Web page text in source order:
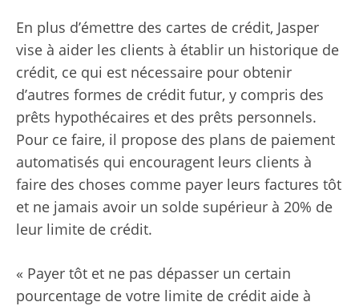
En plus d’émettre des cartes de crédit, Jasper
vise à aider les clients à établir un historique de
crédit, ce qui est nécessaire pour obtenir
d’autres formes de crédit futur, y compris des
prêts hypothécaires et des prêts personnels.
Pour ce faire, il propose des plans de paiement
automatisés qui encouragent leurs clients à
faire des choses comme payer leurs factures tôt
et ne jamais avoir un solde supérieur à 20% de
leur limite de crédit.
« Payer tôt et ne pas dépasser un certain
pourcentage de votre limite de crédit aide à